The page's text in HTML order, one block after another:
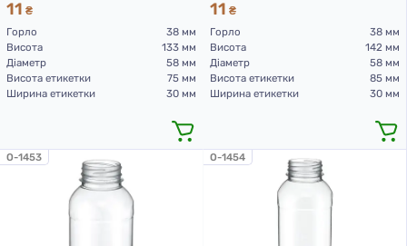
11 ₴
Горло
38 мм
Висота
133 мм
Діаметр
58 мм
Висота етикетки
75 мм
Ширина етикетки
30 мм
11 ₴
Горло
38 мм
Висота
142 мм
Діаметр
58 мм
Висота етикетки
85 мм
Ширина етикетки
30 мм
O-1453 O-1454